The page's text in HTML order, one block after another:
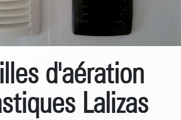
d'aération
Lalizas